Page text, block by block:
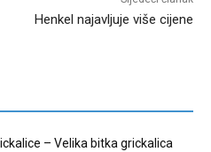
Henkel najavljuje više cijene
– Velika bitka grickalica